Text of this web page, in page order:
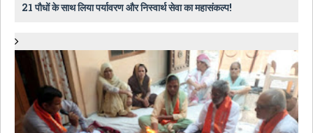
21 पौधों के साथ लिया पर्यावरण और निस्वार्थ सेवा का महासंकल्प!